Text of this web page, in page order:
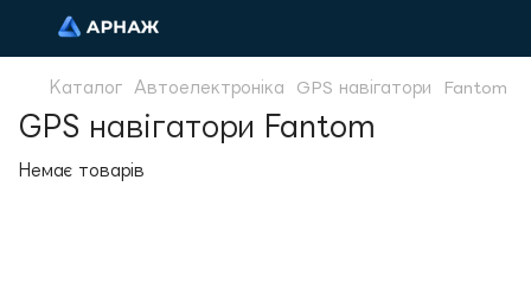
Каталог Автоелектроніка GPS навігатори Fantom
GPS навігатори Fantom
Немає товарів